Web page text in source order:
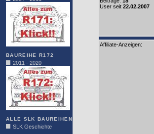
BAUREIHE R172
2011 - 2020
ALLE SLK BAUREIHEN
SLK Geschichte
User seit 22.02.2007
Affiliate-Anzeigen: